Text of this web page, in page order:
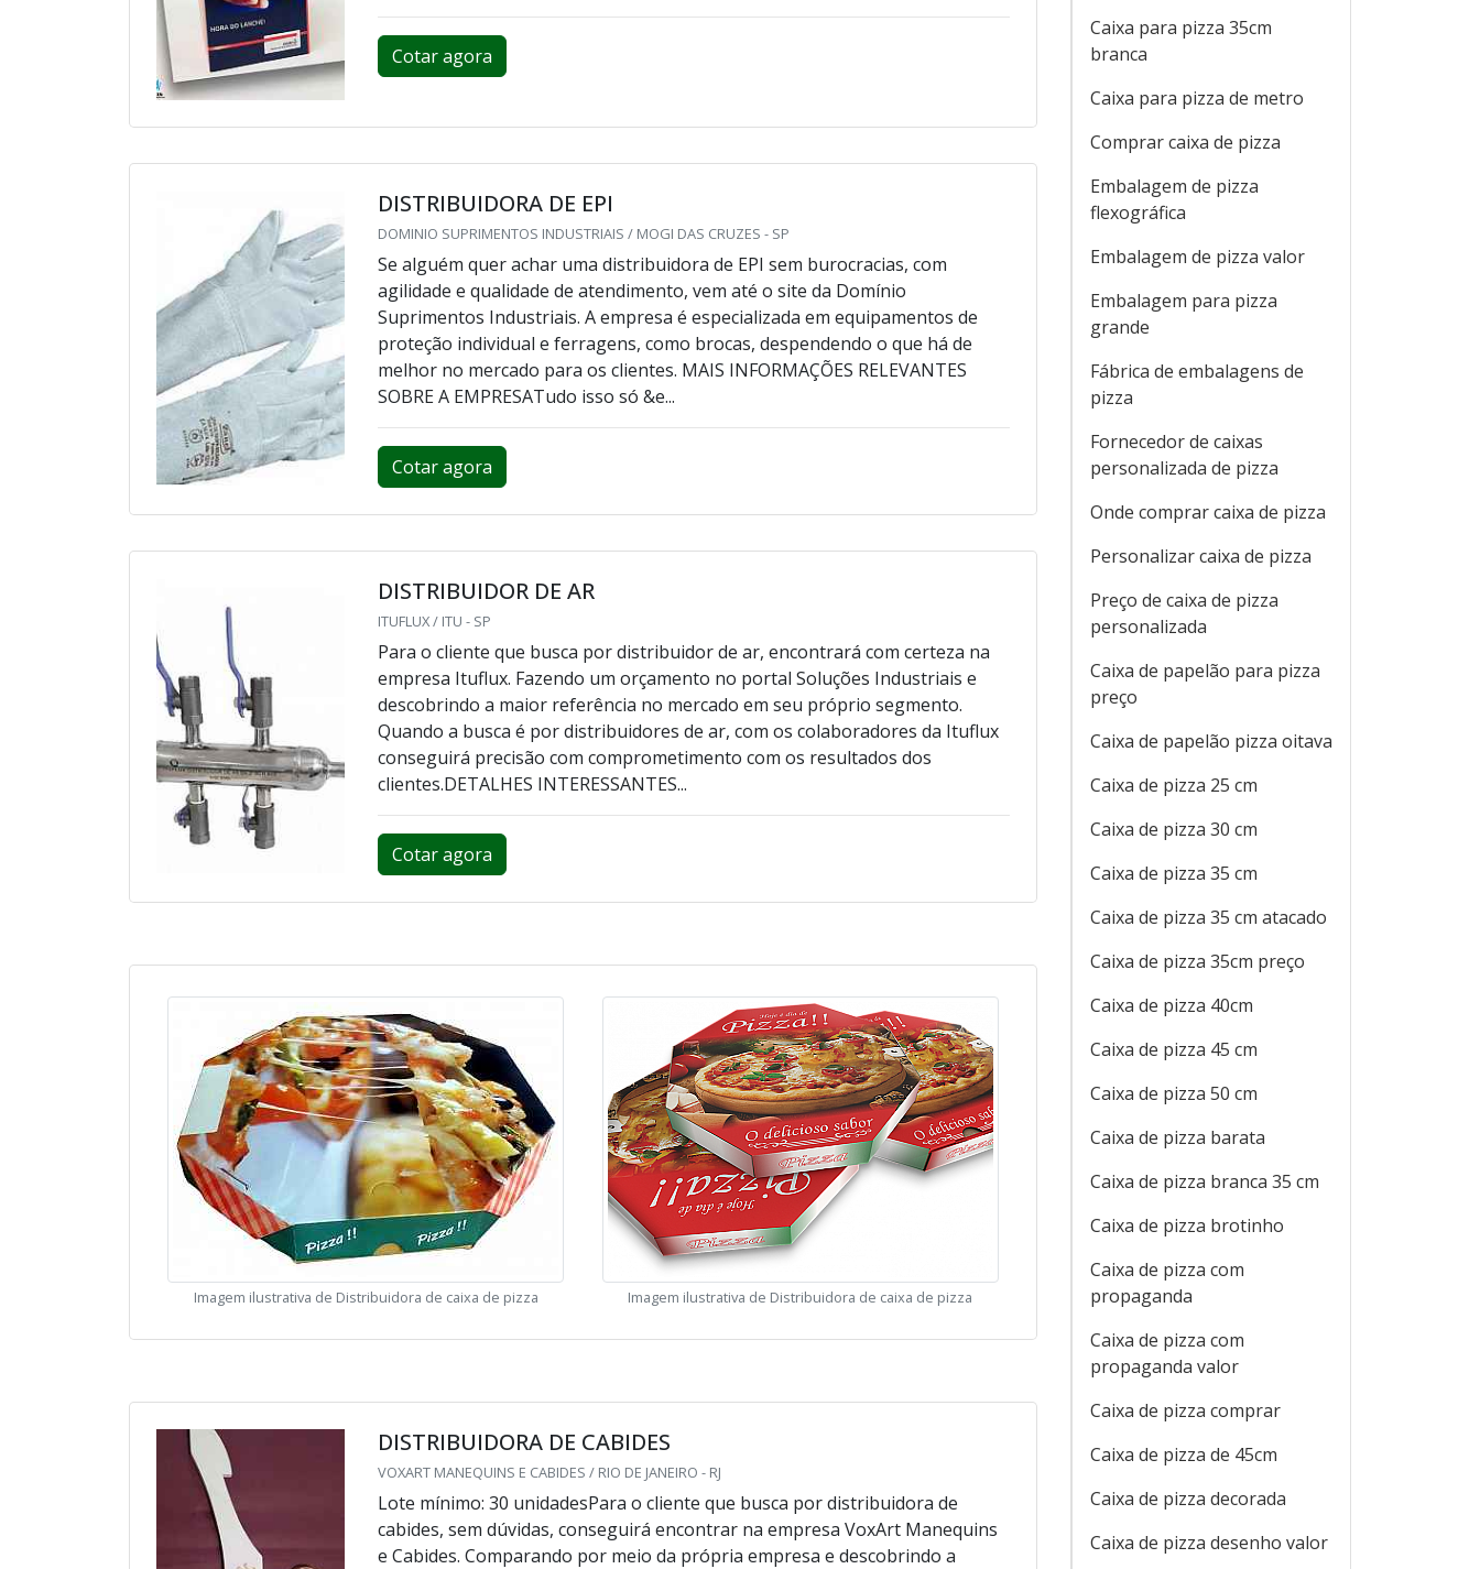
Cotar agora
DISTRIBUIDORA DE EPI
DOMINIO SUPRIMENTOS INDUSTRIAIS / MOGI DAS CRUZES - SP
Se alguém quer achar uma distribuidora de EPI sem burocracias, com
agilidade e qualidade de atendimento, vem até o site da Domínio
Suprimentos Industriais. A empresa é especializada em equipamentos de
proteção individual e ferragens, como brocas, despendendo o que há de
melhor no mercado para os clientes. MAIS INFORMAÇÕES RELEVANTES
SOBRE A EMPRESATudo isso só &e...
Cotar agora
DISTRIBUIDOR DE AR
ITUFLUX / ITU - SP
Para o cliente que busca por distribuidor de ar, encontrará com certeza na
empresa Ituflux. Fazendo um orçamento no portal Soluções Industriais e
descobrindo a maior referência no mercado em seu próprio segmento.
Quando a busca é por distribuidores de ar, com os colaboradores da Ituflux
conseguirá precisão com comprometimento com os resultados dos
clientes.DETALHES INTERESSANTES...
Cotar agora
Imagem ilustrativa de Distribuidora de caixa de pizza Imagem ilustrativa de Distribuidora de caixa de pizza
DISTRIBUIDORA DE CABIDES
VOXART MANEQUINS E CABIDES / RIO DE JANEIRO - RJ
Lote mínimo: 30 unidadesPara o cliente que busca por distribuidora de
cabides, sem dúvidas, conseguirá encontrar na empresa VoxArt Manequins
e Cabides. Comparando por meio da própria empresa e descobrindo a
Caixa para pizza 35cm
branca
Caixa para pizza de metro
Comprar caixa de pizza
Embalagem de pizza
flexográfica
Embalagem de pizza valor
Embalagem para pizza
grande
Fábrica de embalagens de
pizza
Fornecedor de caixas
personalizada de pizza
Onde comprar caixa de pizza
Personalizar caixa de pizza
Preço de caixa de pizza
personalizada
Caixa de papelão para pizza
preço
Caixa de papelão pizza oitava
Caixa de pizza 25 cm
Caixa de pizza 30 cm
Caixa de pizza 35 cm
Caixa de pizza 35 cm atacado
Caixa de pizza 35cm preço
Caixa de pizza 40cm
Caixa de pizza 45 cm
Caixa de pizza 50 cm
Caixa de pizza barata
Caixa de pizza branca 35 cm
Caixa de pizza brotinho
Caixa de pizza com
propaganda
Caixa de pizza com
propaganda valor
Caixa de pizza comprar
Caixa de pizza de 45cm
Caixa de pizza decorada
Caixa de pizza desenho valor